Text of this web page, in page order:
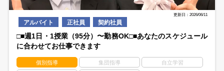
更新日：2026/06/11
アルバイト 正社員 契約社員
□■週1日・1授業（95分）〜勤務OK□■あなたのスケジュール
に合わせてお仕事できます
個別指導 集団指導 自立学習